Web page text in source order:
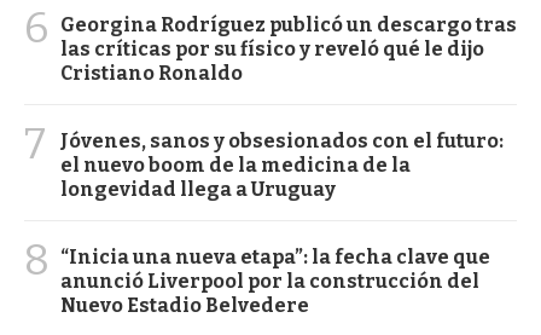
6
Georgina Rodríguez publicó un descargo tras
las críticas por su físico y reveló qué le dijo
Cristiano Ronaldo
7
Jóvenes, sanos y obsesionados con el futuro:
el nuevo boom de la medicina de la
longevidad llega a Uruguay
8
“Inicia una nueva etapa”: la fecha clave que
anunció Liverpool por la construcción del
Nuevo Estadio Belvedere